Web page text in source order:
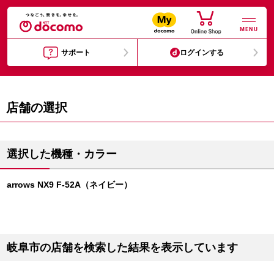
MENU
サポート ログインする
店舗の選択
選択した機種・カラー
arrows NX9 F-52A（ネイビー）
岐阜市の店舗を検索した結果を表示しています